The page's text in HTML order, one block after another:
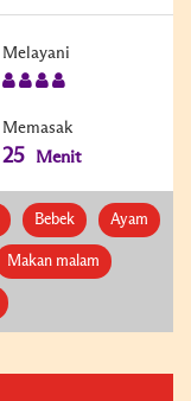
Melayani
Memasak
25 Menit
Bebek Ayam
Makan malam